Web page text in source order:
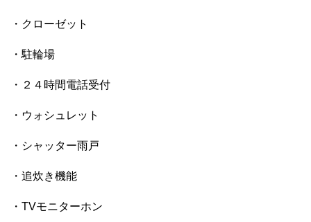
・クローゼット
・駐輪場
・２４時間電話受付
・ウォシュレット
・シャッター雨戸
・追炊き機能
・TVモニターホン